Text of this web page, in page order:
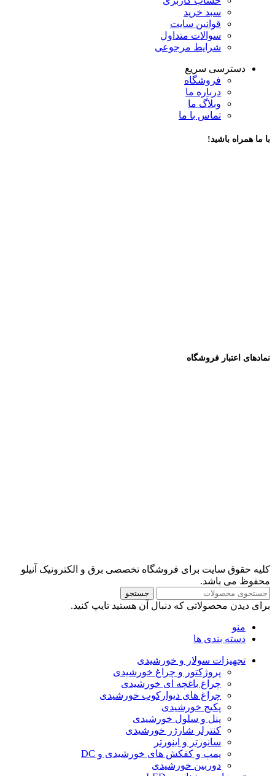
سبد خرید
قوانین سایت
سوالات متداول
شرایط مرجوعی
دسترسی سریع
فروشگاه
درباره ما
وبلاگ ما
تماس با ما
با ما همراه باشید!
نمادهای اعتبار فروشگاه
کلیه حقوق سایت برای فروشگاه تخصصی برق و الکترونیک آنیلو
محفوظ می باشد.
جستجو
برای دیدن محصولاتی که دنبال آن هستید تایپ کنید.
منو
دسته بندی ها
تجهیزات سولار و خورشیدی
پروژکتور و چراغ خورشیدی
چراغ باغچه ای خورشیدی
چراغ های دیوارکوب خورشیدی
پکیج خورشیدی
پنل و سلول خورشیدی
کنترلر شارژر خورشیدی
سانورتر و اینورتر
پمپ و کفکش های خورشیدی و DC
دوربین خورشیدی